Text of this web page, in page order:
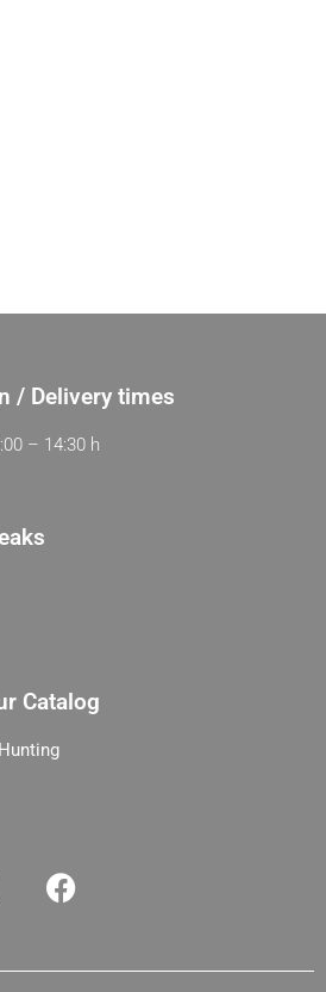
/ Delivery times
– 14:30 h
Catalog